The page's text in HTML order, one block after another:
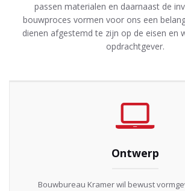
passen materialen en daarnaast de
bouwproces vormen voor ons een
dienen afgestemd te zijn op de eisen en
opdrachtgever.
Ontwerp
Bouwbureau Kramer wil bewust